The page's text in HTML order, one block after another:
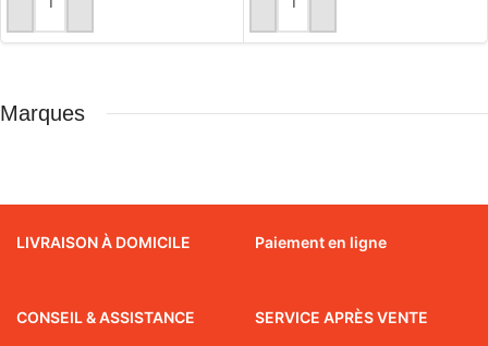
AJOUTER AU PANIER AJOUTER AU PANIER
Marques
LIVRAISON À DOMICILE Paiement en ligne
CONSEIL & ASSISTANCE SERVICE APRÈS VENTE